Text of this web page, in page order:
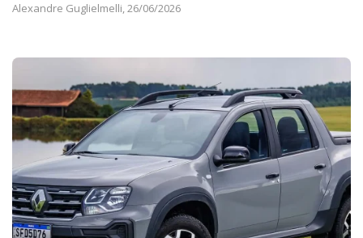
Alexandre Guglielmelli,26/06/2026